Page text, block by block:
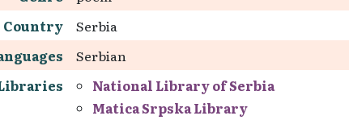
Country
Serbia
Serbian
National Library of Serbia
Matica Srpska Library